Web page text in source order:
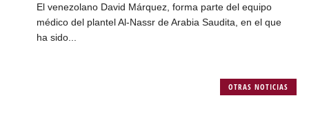
El venezolano David Márquez, forma parte del equipo
médico del plantel Al-Nassr de Arabia Saudita, en el que
ha sido...
OTRAS NOTICIAS